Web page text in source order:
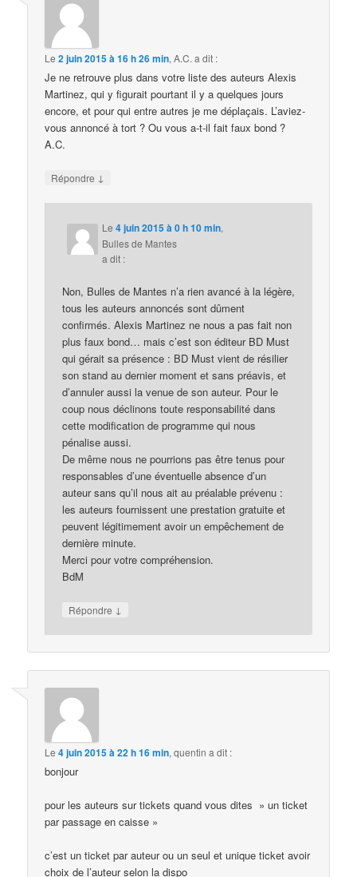
Le2 juin 2015 à 16 h 26 min,A.C. a dit :
Je ne retrouve plus dans votre liste des auteurs Alexis
Martinez, qui y figurait pourtant il y a quelques jours
encore, et pour qui entre autres je me déplaçais. L’aviez-
vous annoncé à tort ? Ou vous a-t-il fait faux bond ?
A.C.
Répondre ↓
Le4 juin 2015 à 0 h 10 min,
Bulles de Mantes
a dit :
Non, Bulles de Mantes n’a rien avancé à la légère,
tous les auteurs annoncés sont dûment
confirmés. Alexis Martinez ne nous a pas fait non
plus faux bond… mais c’est son éditeur BD Must
qui gérait sa présence : BD Must vient de résilier
son stand au dernier moment et sans préavis, et
d’annuler aussi la venue de son auteur. Pour le
coup nous déclinons toute responsabilité dans
cette modification de programme qui nous
pénalise aussi.
De même nous ne pourrions pas être tenus pour
responsables d’une éventuelle absence d’un
auteur sans qu’il nous ait au préalable prévenu :
les auteurs fournissent une prestation gratuite et
peuvent légitimement avoir un empêchement de
dernière minute.
Merci pour votre compréhension.
BdM
Répondre ↓
Le4 juin 2015 à 22 h 16 min,quentin a dit :
bonjour
pour les auteurs sur tickets quand vous dites » un ticket
par passage en caisse »
c’est un ticket par auteur ou un seul et unique ticket avoir
choix de l’auteur selon la dispo